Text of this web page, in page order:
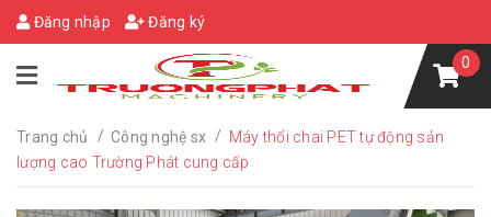
Đăng nhập Đăng ký
0
Trang chủ / Công nghệ sx / Máy thổi chai PET tự động sản
lượng cao Trường Phát cung cấp